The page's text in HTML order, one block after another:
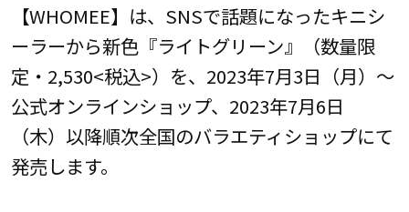
【WHOMEE】は、SNSで話題になったキニシ
ーラーから新色『ライトグリーン』（数量限
定・2,530<税込>）を、2023年7月3日（月）～
公式オンラインショップ、2023年7月6日
（木）以降順次全国のバラエティショップにて
発売します。